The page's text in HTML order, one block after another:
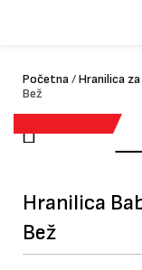
Početna/Hranilica
Bež
Hranilica
Bež